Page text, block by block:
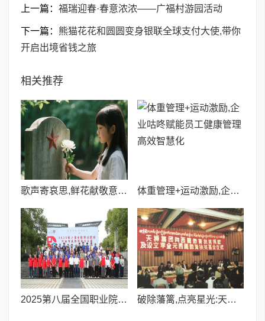
上一篇： 福瑞迎春·春意浓浓——广福村游园活动
下一篇： 熊猫花花和圆圆变身银联全球支付大使,带你
开启出境省钱之旅
相关推荐
歌声寄哀思,鲜花献敬意!真武山憩园创新方式纪念长眠老党员 ​体重管理+运动激励,企业咕咚赋能员工健康管理高效智慧化
2025第八届全国职业院校汽车专业教师能力大赛,成都万通斩获银奖好成绩! 破除藩篱,点亮星光:天狮集团三十年教育筑梦之路